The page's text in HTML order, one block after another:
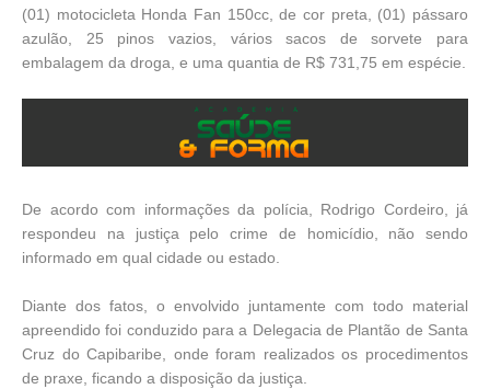
(01) motocicleta Honda Fan 150cc, de cor preta, (01) pássaro
azulão, 25 pinos vazios, vários sacos de sorvete para
embalagem da droga, e uma quantia de R$ 731,75 em espécie.
De acordo com informações da polícia, Rodrigo Cordeiro, já
respondeu na justiça pelo crime de homicídio, não sendo
informado em qual cidade ou estado.
Diante dos fatos, o envolvido juntamente com todo material
apreendido foi conduzido para a Delegacia de Plantão de Santa
Cruz do Capibaribe, onde foram realizados os procedimentos
de praxe, ficando a disposição da justiça.